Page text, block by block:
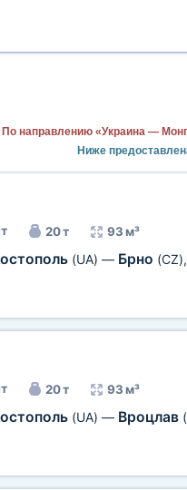
По направлению «Украина —
Ниже
20 т 93 м³
(UA) — Брно (CZ)
20 т 93 м³
(UA) — Вроцлав